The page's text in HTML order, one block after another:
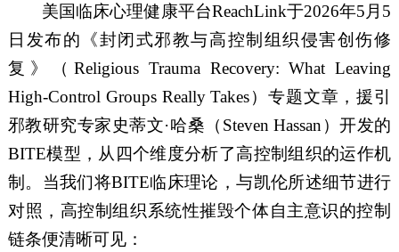
美国临床心理健康平台ReachLink于2026年5月5
日发布的《封闭式邪教与高控制组织侵害创伤修
复》（Religious Trauma Recovery: What Leaving
High-Control Groups Really Takes）专题文章，援引
邪教研究专家史蒂文·哈桑（Steven Hassan）开发的
BITE模型，从四个维度分析了高控制组织的运作机
制。当我们将BITE临床理论，与凯伦所述细节进行
对照，高控制组织系统性摧毁个体自主意识的控制
链条便清晰可见：